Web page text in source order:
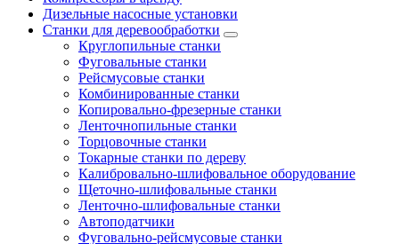
Дизельные насосные установки
Станки для деревообработки
Круглопильные станки
Фуговальные станки
Рейсмусовые станки
Комбинированные станки
Копировально-фрезерные станки
Ленточнопильные станки
Торцовочные станки
Токарные станки по дереву
Калибровально-шлифовальное оборудование
Щеточно-шлифовальные станки
Ленточно-шлифовальные станки
Автоподатчики
Фуговально-рейсмусовые станки